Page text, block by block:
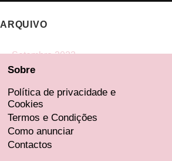
ARQUIVO
Setembro 2023
Agosto 2023
Julho 2023
Junho 2023
Maio 2023
Sobre
Política de privacidade e
Cookies
Termos e Condições
Como anunciar
Contactos